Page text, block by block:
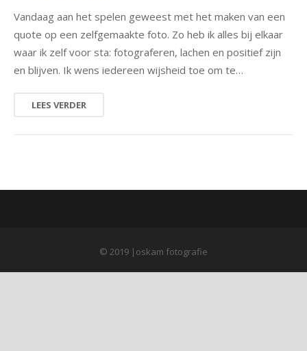
ervaringen
contact
natuur
portret
Vandaag aan het spelen geweest met het maken van een
quote op een zelfgemaakte foto. Zo heb ik alles bij elkaar
waar ik zelf voor sta: fotograferen, lachen en positief zijn
en blijven. Ik wens iedereen wijsheid toe om te…
LEES VERDER
© 2019 |oskam fotografie